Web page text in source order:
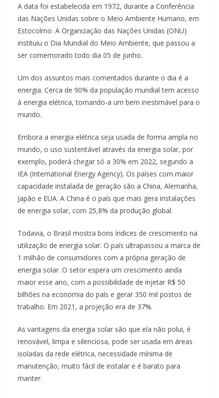
A data foi estabelecida em 1972, durante a Conferência
das Nações Unidas sobre o Meio Ambiente Humano, em
Estocolmo. A Organização das Nações Unidas (ONU)
instituiu o Dia Mundial do Meio Ambiente, que passou a
ser comemorado todo dia 05 de junho.
Um dos assuntos mais comentados durante o dia é a
energia. Cerca de 90% da população mundial tem acesso
à energia elétrica, tornando-a um bem inestimável para o
mundo.
Embora a energia elétrica seja usada de forma ampla no
mundo, o uso sustentável através da energia solar, por
exemplo, poderá chegar só a 30% em 2022, segundo a
IEA (International Energy Agency). Os países com maior
capacidade instalada de geração são a China, Alemanha,
Japão e EUA. A China é o país que mais gera instalações
de energia solar, com 25,8% da produção global.
Todavia, o Brasil mostra bons índices de crescimento na
utilização de energia solar. O país ultrapassou a marca de
1 milhão de consumidores com a própria geração de
energia solar. O setor espera um crescimento ainda
maior esse ano, com a possibilidade de injetar R$ 50
bilhões na economia do país e gerar 350 mil postos de
trabalho. Em 2021, a projeção era de 37%.
As vantagens da energia solar são que ela não polui, é
renovável, limpa e silenciosa, pode ser usada em áreas
isoladas da rede elétrica, necessidade mínima de
manutenção, muito fácil de instalar e é barato para
manter.